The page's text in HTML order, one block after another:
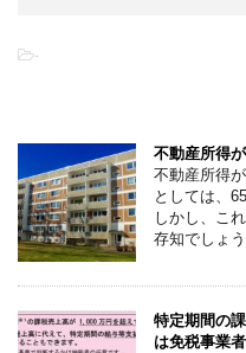
-
不動産所得
不動産所得
としては、
しかし、こ
存知でしょ
特定期間の
は免税事業